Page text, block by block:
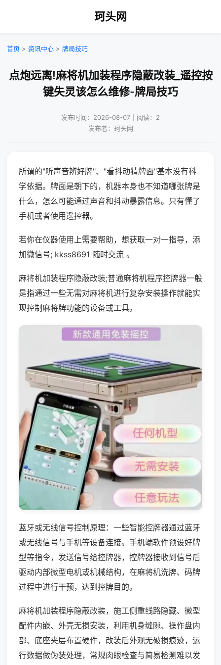
珂头网
首页 > 资讯中心 > 牌局技巧
点炮远离!麻将机加装程序隐蔽改装_遥控按
键失灵该怎么维修-牌局技巧
发布时间：2026-08-07｜阅读：2
发布者：珂头网
所谓的"听声音辨好牌"、"看抖动猜牌面"基本没有科
学依据。牌面是朝下的，机器本身也不知道哪张牌是
什么，怎么可能通过声音和抖动暴露信息。只有懂了
手机或者使用遥控器。
若你在仪器使用上需要帮助，想获取一对一指导，添
加微信号; kkss8691 随时交流 。
麻将机加装程序隐蔽改装;普通麻将机程序控牌器一般
是指通过一些无需对麻将机进行复杂安装操作就能实
现控制麻将牌功能的设备或工具。
蓝牙或无线信号控制原理：一些智能控牌器通过蓝牙
或无线信号与手机等设备连接。手机端软件预设好牌
型等指令，发送信号给控牌器，控牌器接收到信号后
驱动内部微型电机或机械结构，在麻将机洗牌、码牌
过程中进行干预，达到控牌目的。
麻将机加装程序隐蔽改装，施工侧重线路隐藏、微型
配件内嵌、外壳无损安装，利用机身缝隙、操作盘内
部、底座夹层布置硬件，改装后外观无破损痕迹，运
行数据做伪装处理，常规肉眼检查与简易检测难以发